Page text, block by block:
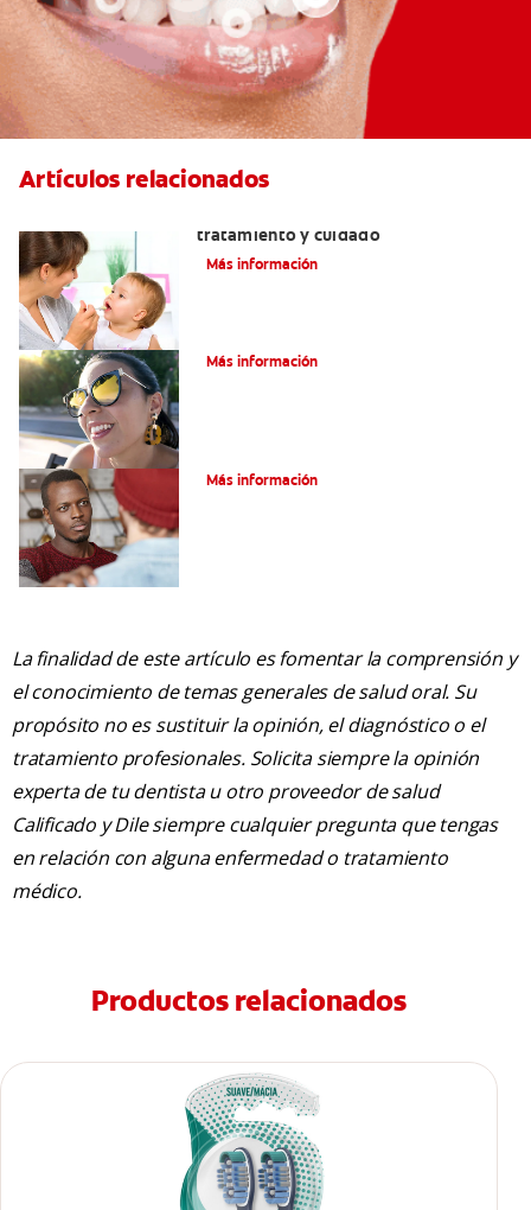
Artículos relacionados
tratamiento y cuidado
Más información
Más información
Más información
La finalidad de este artículo es fomentar la comprensión y
el conocimiento de temas generales de salud oral. Su
propósito no es sustituir la opinión, el diagnóstico o el
tratamiento profesionales. Solicita siempre la opinión
experta de tu dentista u otro proveedor de salud
Calificado y Dile siempre cualquier pregunta que tengas
en relación con alguna enfermedad o tratamiento
médico.
Productos relacionados